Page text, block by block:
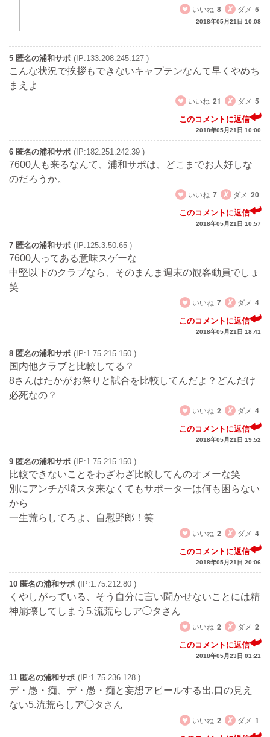
いいね 8 ダメ 5
2018年05月21日 10:08
5 匿名の浦和サポ (IP:133.208.245.127 )
こんな状況で挨拶もできないキャプテンなんて早くやめち
まえよ
いいね 21 ダメ 5
このコメントに返信
2018年05月21日 10:00
6 匿名の浦和サポ (IP:182.251.242.39 )
7600人も来るなんて、浦和サポは、どこまでお人好しな
のだろうか。
いいね 7 ダメ 20
このコメントに返信
2018年05月21日 10:57
7 匿名の浦和サポ (IP:125.3.50.65 )
7600人ってある意味スゲーな
中堅以下のクラブなら、そのまんま週末の観客動員でしょ
笑
いいね 7 ダメ 4
このコメントに返信
2018年05月21日 18:41
8 匿名の浦和サポ (IP:1.75.215.150 )
国内他クラブと比較してる？
8さんはたかがお祭りと試合を比較してんだよ？どんだけ
必死なの？
いいね 2 ダメ 4
このコメントに返信
2018年05月21日 19:52
9 匿名の浦和サポ (IP:1.75.215.150 )
比較できないことをわざわざ比較してんのオメーな笑
別にアンチが埼スタ来なくてもサポーターは何も困らない
から
一生荒らしてろよ、自慰野郎！笑
いいね 2 ダメ 4
このコメントに返信
2018年05月21日 20:06
10 匿名の浦和サポ (IP:1.75.212.80 )
くやしがっている、そう自分に言い聞かせないことには精
神崩壊してしまう5.流荒らしア◯タさん
いいね 2 ダメ 2
このコメントに返信
2018年05月23日 01:21
11 匿名の浦和サポ (IP:1.75.236.128 )
デ・愚・痴、デ・愚・痴と妄想アピールする出.口の見え
ない5.流荒らしア◯タさん
いいね 2 ダメ 1